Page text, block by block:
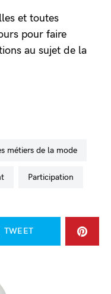
et toutes
pour faire
au sujet de la
métiers de la mode
participation
TWEET